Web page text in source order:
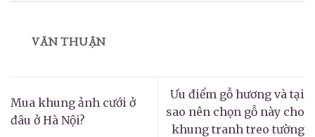
VĂN THUẬN
Mua khung ảnh cưới ở
đâu ở Hà Nội?
Ưu điểm gỗ hương và tại
sao nên chọn gỗ này cho
khung tranh treo tường